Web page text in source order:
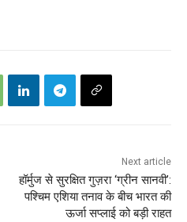
Next article
हॉर्मुज से सुरक्षित गुज़रा ‘ग्रीन सानवी’:
पश्चिम एशिया तनाव के बीच भारत की
ऊर्जा सप्लाई को बड़ी राहत